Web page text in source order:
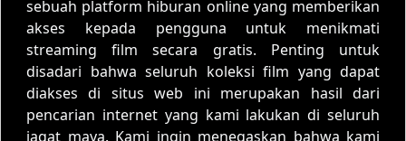
sebuah platform hiburan online yang memberikan
akses kepada pengguna untuk menikmati
streaming film secara gratis. Penting untuk
disadari bahwa seluruh koleksi film yang dapat
diakses di situs web ini merupakan hasil dari
pencarian internet yang kami lakukan di seluruh
jagat maya. Kami ingin menegaskan bahwa kami